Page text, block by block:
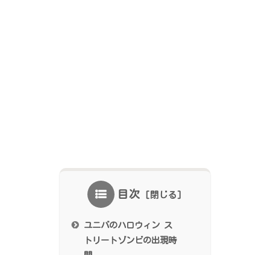
目次
ユニバのハロウィン ス
トリートゾンビの出現時